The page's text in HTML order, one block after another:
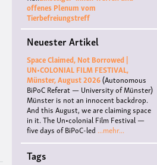
GartenStarten
offenes Plenum vom
Tierbefreiungstreff
Neuester Artikel
Space Claimed, Not Borrowed |
UN•COLONIAL FILM FESTIVAL,
Münster, August 2026(Autonomous
BiPoC Referat — University of Münster)
Münster is not an innocent backdrop.
And this August, we are claiming space
in it. The Un•colonial Film Festival —
five days of BiPoC-led ...mehr...
Tags